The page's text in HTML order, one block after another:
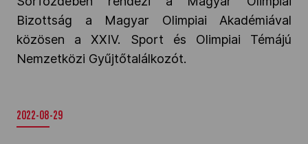
Adatbank
Bizottság a Magyar Olimpiai Akadémiával
közösen a XXIV. Sport és Olimpiai Témájú
Nemzetközi Gyűjtőtalálkozót.
2022-08-29